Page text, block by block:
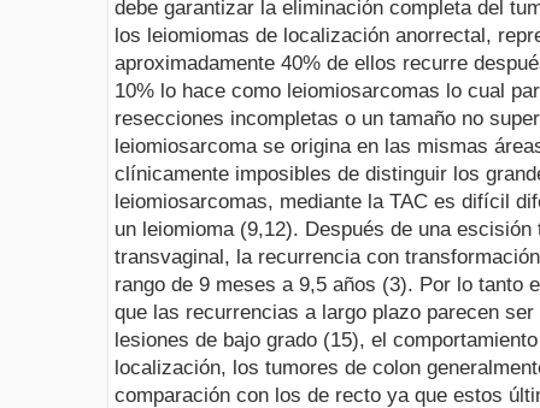
debe garantizar la eliminación completa del
los leiomiomas de localización anorrectal,
aproximadamente 40% de ellos recurre
10% lo hace como leiomiosarcomas lo cual
resecciones incompletas o un tamaño no
leiomiosarcoma se origina en las mismas
clínicamente imposibles de distinguir los
leiomiosarcomas, mediante la TAC es difícil
un leiomioma (9,12). Después de una
transvaginal, la recurrencia con
rango de 9 meses a 9,5 años (3). Por lo tanto
que las recurrencias a largo plazo parecen
lesiones de bajo grado (15), el
localización, los tumores de colon
comparación con los de recto ya que estos